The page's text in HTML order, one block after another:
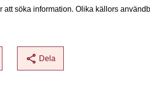
att söka information. Olika källors
share Dela